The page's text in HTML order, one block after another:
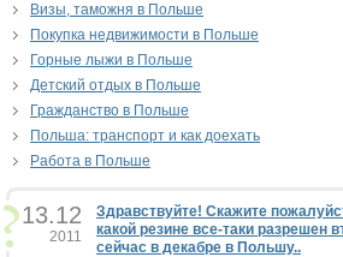
Визы, таможня в Польше
Покупка недвижимости в Польше
Горные лыжи в Польше
Детский отдых в Польше
Гражданство в Польше
Польша: транспорт и как доехать
Работа в Польше
13.12
2011
Здравствуйте! Скажите
какой резине все-таки разрешен
сейчас в декабре в Польшу..